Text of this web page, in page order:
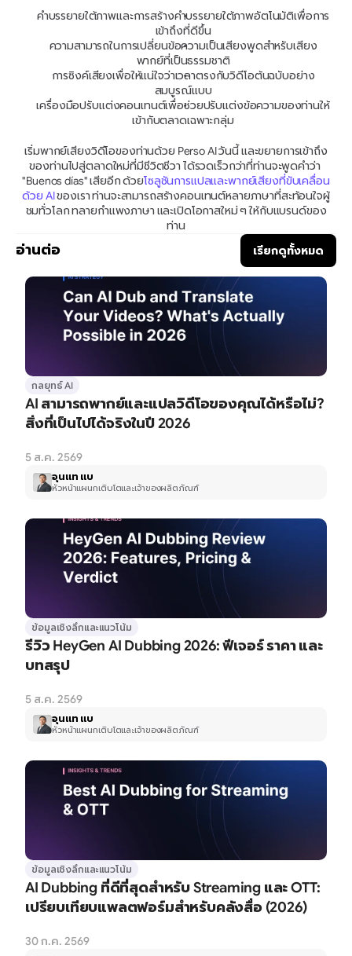
คำบรรยายใต้ภาพและการสร้างคำบรรยายใต้ภาพอัตโนมัติเพื่อการ
เข้าถึงที่ดีขึ้น
ความสามารถในการเปลี่ยนข้อความเป็นเสียงพูดสำหรับเสียง
พากย์ที่เป็นธรรมชาติ
การซิงค์เสียงเพื่อให้แน่ใจว่าเวลาตรงกับวิดีโอต้นฉบับอย่าง
สมบูรณ์แบบ
เครื่องมือปรับแต่งคอนเทนต์เพื่อช่วยปรับแต่งข้อความของท่านให้
เข้ากับตลาดเฉพาะกลุ่ม
เริ่มพากย์เสียงวิดีโอของท่านด้วย Perso AI วันนี้ และขยายการเข้าถึง
ของท่านไปสู่ตลาดใหม่ที่มีชีวิตชีวา ได้รวดเร็วกว่าที่ท่านจะพูดคำว่า
"Buenos días" เสียอีก ด้วยโซลูชันการแปลและพากย์เสียงที่ขับเคลื่อน
ด้วย AI ของเรา ท่านจะสามารถสร้างคอนเทนต์หลายภาษาที่สะท้อนใจผู้
ชมทั่วโลก ทลายกำแพงภาษา และเปิดโอกาสใหม่ ๆ ให้กับแบรนด์ของ
ท่าน
อ่านต่อ เรียกดูทั้งหมด
กลยุทธ์ AI
AI สามารถพากย์และแปลวิดีโอของคุณได้หรือไม่?
สิ่งที่เป็นไปได้จริงในปี 2026
5 ส.ค. 2569
อุนแท แบ
หัวหน้าแผนกเติบโตและเจ้าของผลิตภัณฑ์
ข้อมูลเชิงลึกและแนวโน้ม
รีวิว HeyGen AI Dubbing 2026: ฟีเจอร์ ราคา และ
บทสรุป
5 ส.ค. 2569
อุนแท แบ
หัวหน้าแผนกเติบโตและเจ้าของผลิตภัณฑ์
ข้อมูลเชิงลึกและแนวโน้ม
AI Dubbing ที่ดีที่สุดสำหรับ Streaming และ OTT:
เปรียบเทียบแพลตฟอร์มสำหรับคลังสื่อ (2026)
30 ก.ค. 2569